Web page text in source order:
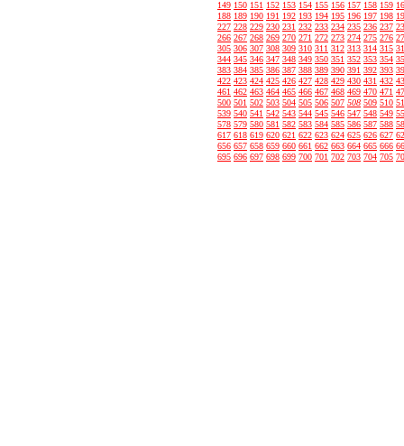
149 150 151 152 153 154 155 156 157 158 159
188 189 190 191 192 193 194 195 196 197 198
227 228 229 230 231 232 233 234 235 236 237
266 267 268 269 270 271 272 273 274 275 276
305 306 307 308 309 310 311 312 313 314 315
344 345 346 347 348 349 350 351 352 353 354
383 384 385 386 387 388 389 390 391 392 393
422 423 424 425 426 427 428 429 430 431 432
461 462 463 464 465 466 467 468 469 470 471
500 501 502 503 504 505 506 507 508 509 510
539 540 541 542 543 544 545 546 547 548 549
578 579 580 581 582 583 584 585 586 587 588
617 618 619 620 621 622 623 624 625 626 627
656 657 658 659 660 661 662 663 664 665 666
695 696 697 698 699 700 701 702 703 704 705